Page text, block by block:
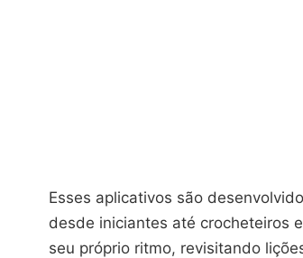
Esses aplicativos são
desde iniciantes até crocheteiros
seu próprio ritmo, revisitando